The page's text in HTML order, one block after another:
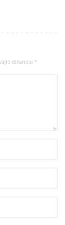
ditandai *